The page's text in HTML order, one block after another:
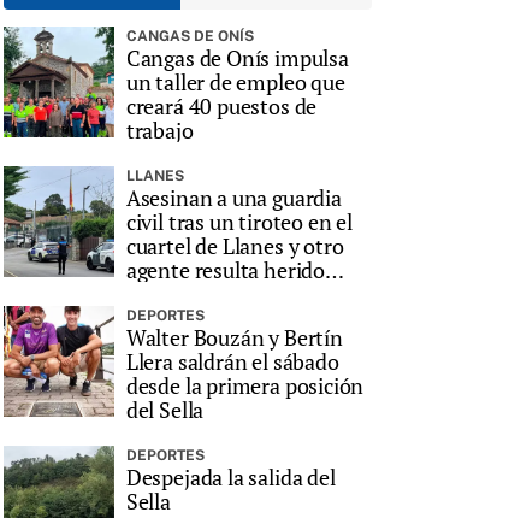
CANGAS DE ONÍS
Cangas de Onís impulsa
un taller de empleo que
creará 40 puestos de
trabajo
LLANES
Asesinan a una guardia
civil tras un tiroteo en el
cuartel de Llanes y otro
agente resulta herido
DEPORTES
Walter Bouzán y Bertín
Llera saldrán el sábado
desde la primera posición
del Sella
DEPORTES
Despejada la salida del
Sella